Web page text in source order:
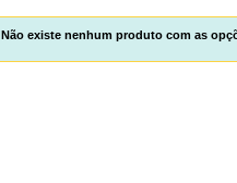
Não existe nenhum produto com as